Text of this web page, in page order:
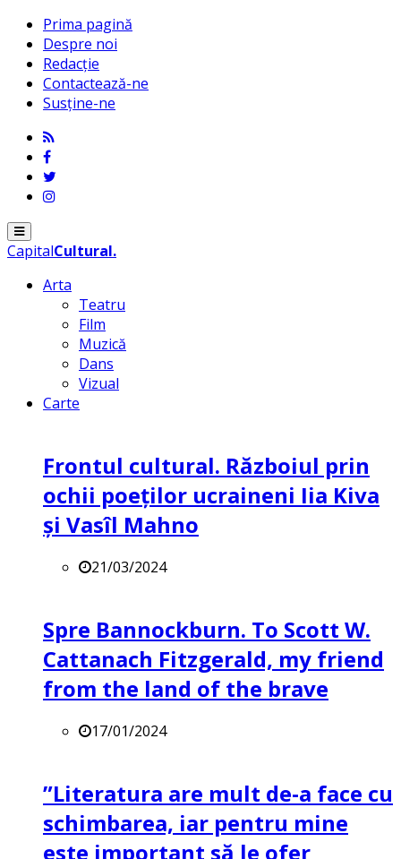
Prima pagină
Despre noi
Redacție
Contactează-ne
Susține-ne
Menu
CapitalCultural.
Arta
Teatru
Film
Muzică
Dans
Vizual
Carte
Frontul cultural. Războiul prin
ochii poeților ucraineni Iia Kiva
și Vasîl Mahno
21/03/2024
Spre Bannockburn. To Scott W.
Cattanach Fitzgerald, my friend
from the land of the brave
17/01/2024
”Literatura are mult de-a face cu
schimbarea, iar pentru mine
este important să le ofer